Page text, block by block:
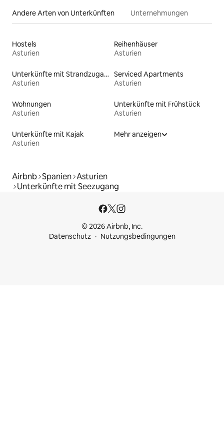
Andere Arten von Unterkünften Unternehmungen
Hostels
Asturien
Reihenhäuser
Asturien
Unterkünfte mit Strandzugang
Asturien
Serviced Apartments
Asturien
Wohnungen
Asturien
Unterkünfte mit Frühstück
Asturien
Unterkünfte mit Kajak
Asturien
Mehr anzeigen
Airbnb Spanien Asturien
Unterkünfte mit Seezugang
© 2026 Airbnb, Inc.
Datenschutz
Nutzungsbedingungen